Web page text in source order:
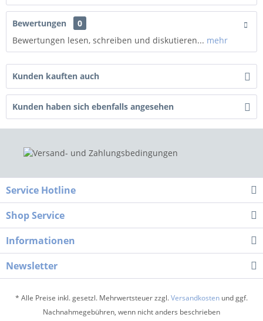
Bewertungen
0
Bewertungen lesen, schreiben und diskutieren... mehr
Kunden kauften auch
Kunden haben sich ebenfalls angesehen
Service Hotline
Shop Service
Informationen
Newsletter
* Alle Preise inkl. gesetzl. Mehrwertsteuer zzgl.Versandkosten und ggf.
Nachnahmegebühren, wenn nicht anders beschrieben